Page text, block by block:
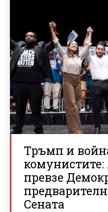
Тръмп и
превзе
Сената